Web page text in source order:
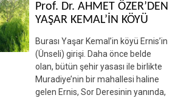
Prof. Dr. AHMET ÖZER’DEN
YAŞAR KEMAL’İN KÖYÜ
Burası Yaşar Kemal’in köyü Ernis’in
(Ünseli) girişi. Daha önce belde
olan, bütün şehir yasası ile birlikte
Muradiye’nin bir mahallesi haline
gelen Ernis, Sor Deresinin yanında,